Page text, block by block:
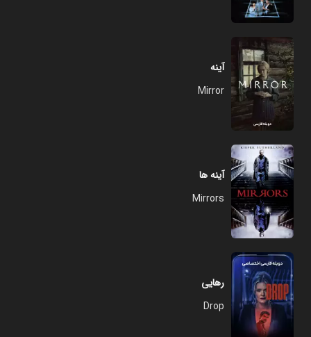
آینه
Mirror
آینه ها
Mirrors
رهایی
Drop